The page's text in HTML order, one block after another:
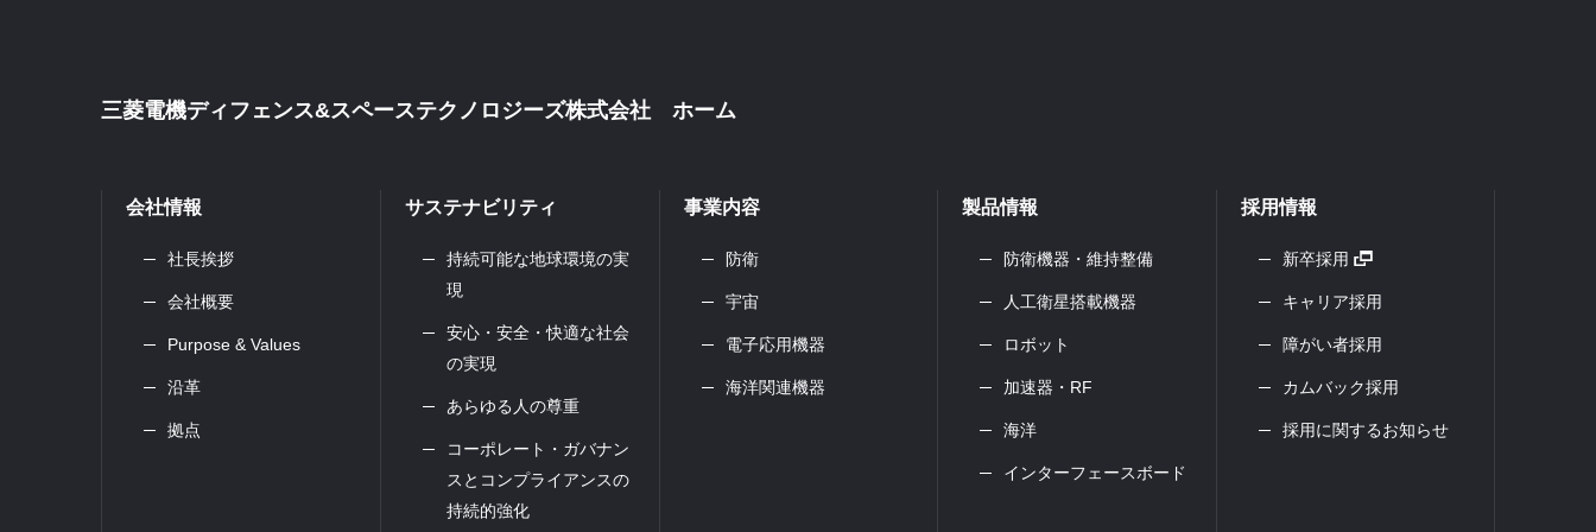
三菱電機ディフェンス&スペーステクノロジーズ株式会社 ホーム
会社情報
社長挨拶
会社概要
Purpose & Values
沿革
拠点
サステナビリティ
持続可能な地球環境の実
現
安心・安全・快適な社会
の実現
あらゆる人の尊重
コーポレート・ガバナン
スと コンプライアンスの
持続的強化
事業内容
防衛
宇宙
電子応用機器
海洋関連機器
製品情報
防衛機器・維持整備
人工衛星搭載機器
ロボット
加速器・RF
海洋
インターフェースボード
採用情報
新卒採用
キャリア採用
障がい者採用
カムバック採用
採用に関するお知らせ